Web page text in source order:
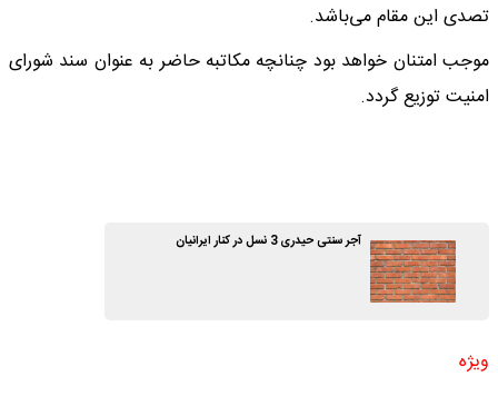
تصدی این مقام می‌باشد.
موجب امتنان خواهد بود چنانچه مکاتبه حاضر به عنوان سند شورای
امنیت توزیع گردد.
آجر سنتی حیدری 3 نسل در کنار ایرانیان
ویژه